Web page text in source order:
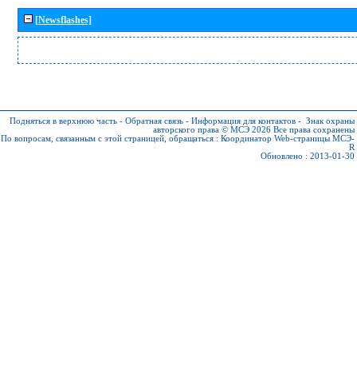
[Newsflashes]
Подняться в верхнюю часть - Обратная связь - Информация для контактов - Знак охраны
авторского права © МСЭ 2026 Все права сохранены
По вопросам, связанным с этой страницей, обращаться : Координатор Web-страницы МСЭ-
R
Обновлено : 2013-01-30